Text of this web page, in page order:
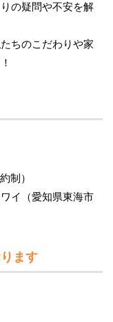
の疑問や不安を解
ちのこだわりや家
制）
イ（愛知県東海市
ます